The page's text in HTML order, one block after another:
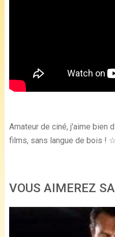
Amateur de ciné, j'aime bien
films, sans langue de bois ! ☆
VOUS AIMEREZ